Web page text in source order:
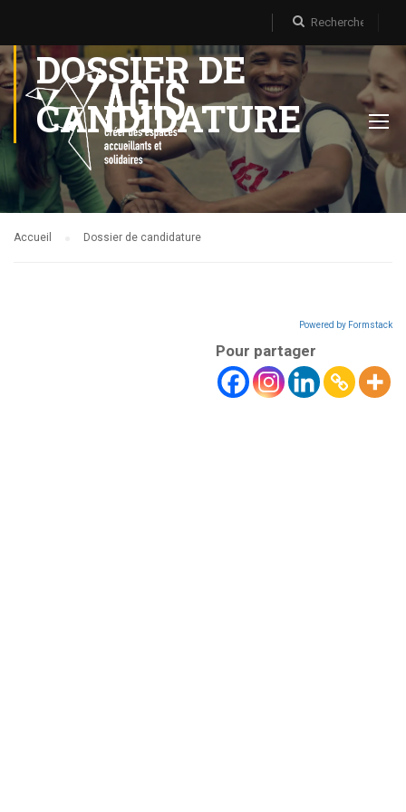
DOSSIER DE
CANDIDATURE
Accueil Dossier de candidature
Powered by Formstack
Pour partager